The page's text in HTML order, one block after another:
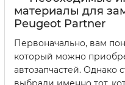
материалы для
Peugeot Partner
Первоначально, вам
который можно
автозапчастей. Однако